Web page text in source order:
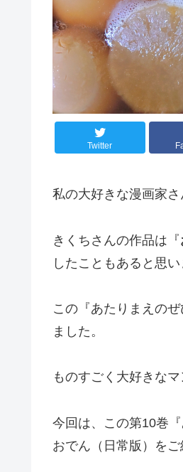
Twitter
私の大好きな漫画家さ
きくちさんの作品は『
したこともあると思い
この『あたりまえの
ました。
ものすごく大好きな
今回は、この第10巻
おでん（日常版）をご